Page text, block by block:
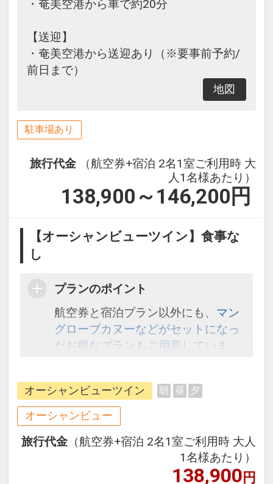
・奄美空港から車で約20分
【送迎】
・奄美空港から送迎あり（※要事前予約/
前日まで）
地図
駐車場あり
旅行代金
（航空券+宿泊 2名1室ご利用時 大
人1名様あたり）
138,900～146,200 円
【オーシャンビューツイン】食事な
し
プランのポイント
航空券と宿泊プラン以外にも、 マン
グローブカヌーなどがセットになっ
たお得なプランもご用意していま
オーシャンビューツイン 朝 昼 夕
オーシャンビュー
旅行代金 （航空券+宿泊 2名1室ご利用時 大人
1名様あたり）
138,900円